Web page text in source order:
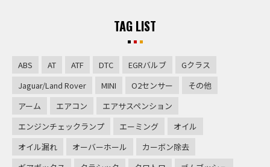
TAG LIST
ABS AT ATF DTC EGRバルブ
Gクラス
Jaguar/Land Rover
MINI O2センサー
その他
アーム
エアコン
エアサスペンション
エンジンチェックランプ
エーミング
オイル
オイル漏れ
オーバーホール
カーボン除去